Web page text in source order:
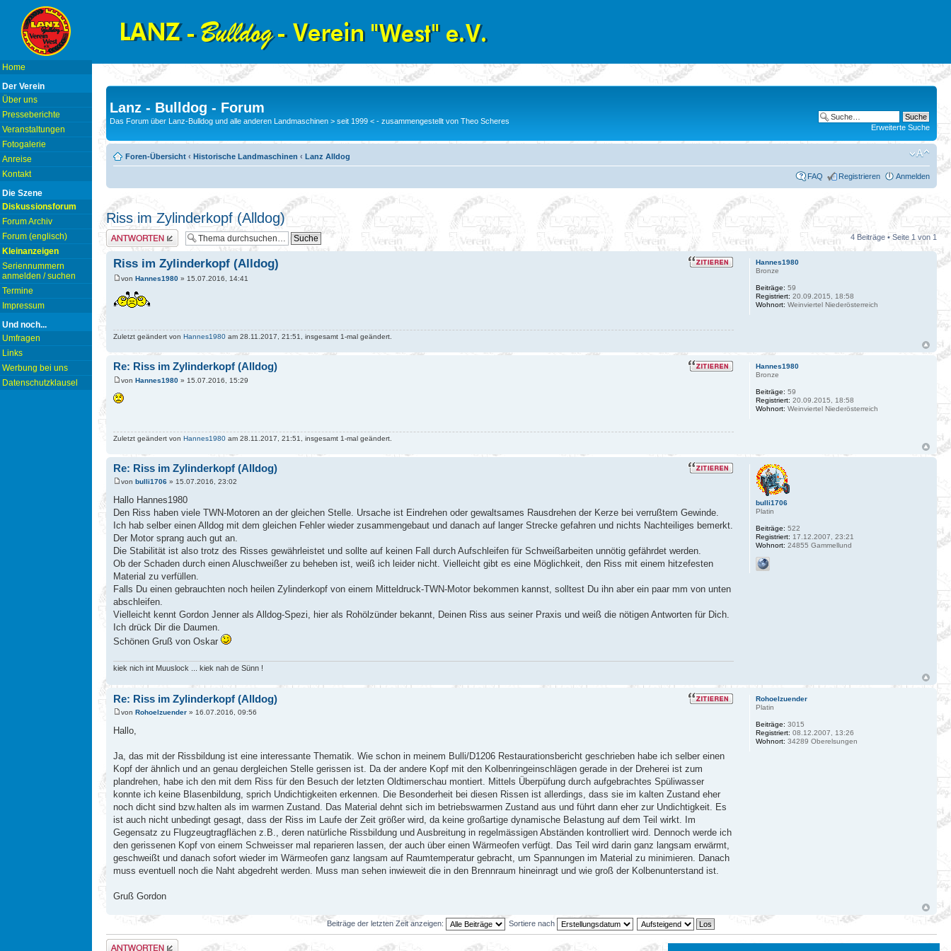
Home
Der Verein
Über uns
Presseberichte
Veranstaltungen
Fotogalerie
Anreise
Kontakt
Die Szene
Diskussionsforum
Forum Archiv
Forum (englisch)
Kleinanzeigen
Seriennummern
anmelden / suchen
Termine
Impressum
Und noch...
Umfragen
Links
Werbung bei uns
Datenschutzklausel
Lanz - Bulldog - Forum
Das Forum über Lanz-Bulldog und alle anderen Landmaschinen > seit 1999 < - zusammengestellt von Theo Scheres
Erweiterte Suche
Foren-Übersicht ‹ Historische Landmaschinen ‹ Lanz Alldog
FAQ Registrieren Anmelden
Riss im Zylinderkopf (Alldog)
Antwort erstellen 4 Beiträge • Seite 1 von 1
Riss im Zylinderkopf (Alldog)
von Hannes1980 » 15.07.2016, 14:41
Zuletzt geändert von Hannes1980 am 28.11.2017, 21:51, insgesamt 1-mal geändert.
Hannes1980
Bronze
Beiträge: 59
Registriert: 20.09.2015, 18:58
Wohnort: Weinviertel Niederösterreich
Re: Riss im Zylinderkopf (Alldog)
von Hannes1980 » 15.07.2016, 15:29
Zuletzt geändert von Hannes1980 am 28.11.2017, 21:51, insgesamt 1-mal geändert.
Hannes1980
Bronze
Beiträge: 59
Registriert: 20.09.2015, 18:58
Wohnort: Weinviertel Niederösterreich
Re: Riss im Zylinderkopf (Alldog)
von bulli1706 » 15.07.2016, 23:02
Hallo Hannes1980
Den Riss haben viele TWN-Motoren an der gleichen Stelle. Ursache ist Eindrehen oder gewaltsames Rausdrehen der Kerze bei verrußtem Gewinde.
Ich hab selber einen Alldog mit dem gleichen Fehler wieder zusammengebaut und danach auf langer Strecke gefahren und nichts Nachteiliges bemerkt.
Der Motor sprang auch gut an.
Die Stabilität ist also trotz des Risses gewährleistet und sollte auf keinen Fall durch Aufschleifen für Schweißarbeiten unnötig gefährdet werden.
Ob der Schaden durch einen Aluschweißer zu beheben ist, weiß ich leider nicht. Vielleicht gibt es eine Möglichkeit, den Riss mit einem hitzefesten
Material zu verfüllen.
Falls Du einen gebrauchten noch heilen Zylinderkopf von einem Mitteldruck-TWN-Motor bekommen kannst, solltest Du ihn aber ein paar mm von unten
abschleifen.
Vielleicht kennt Gordon Jenner als Alldog-Spezi, hier als Rohölzünder bekannt, Deinen Riss aus seiner Praxis und weiß die nötigen Antworten für Dich.
Ich drück Dir die Daumen.
Schönen Gruß von Oskar
kiek nich int Muuslock ... kiek nah de Sünn !
bulli1706
Platin
Beiträge: 522
Registriert: 17.12.2007, 23:21
Wohnort: 24855 Gammellund
Re: Riss im Zylinderkopf (Alldog)
von Rohoelzuender » 16.07.2016, 09:56
Hallo,
Ja, das mit der Rissbildung ist eine interessante Thematik. Wie schon in meinem Bulli/D1206 Restaurationsbericht geschrieben habe ich selber einen
Kopf der ähnlich und an genau dergleichen Stelle gerissen ist. Da der andere Kopf mit den Kolbenringeinschlägen gerade in der Dreherei ist zum
plandrehen, habe ich den mit dem Riss für den Besuch der letzten Oldtimerschau montiert. Mittels Überpüfung durch aufgebrachtes Spüliwasser
konnte ich keine Blasenbildung, sprich Undichtigkeiten erkennen. Die Besonderheit bei diesen Rissen ist allerdings, dass sie im kalten Zustand eher
noch dicht sind bzw.halten als im warmen Zustand. Das Material dehnt sich im betriebswarmen Zustand aus und führt dann eher zur Undichtigkeit. Es
ist auch nicht unbedingt gesagt, dass der Riss im Laufe der Zeit größer wird, da keine großartige dynamische Belastung auf dem Teil wirkt. Im
Gegensatz zu Flugzeugtragflächen z.B., deren natürliche Rissbildung und Ausbreitung in regelmässigen Abständen kontrolliert wird. Dennoch werde ich
den gerissenen Kopf von einem Schweisser mal reparieren lassen, der auch über einen Wärmeofen verfügt. Das Teil wird darin ganz langsam erwärmt,
geschweißt und danach sofort wieder im Wärmeofen ganz langsam auf Raumtemperatur gebracht, um Spannungen im Material zu minimieren. Danach
muss eventuell noch die Naht abgedreht werden. Muss man sehen inwieweit die in den Brennraum hineinragt und wie groß der Kolbenunterstand ist.
Gruß Gordon
Rohoelzuender
Platin
Beiträge: 3015
Registriert: 08.12.2007, 13:26
Wohnort: 34289 Oberelsungen
Beiträge der letzten Zeit anzeigen: Sortiere nach
Antwort erstellen